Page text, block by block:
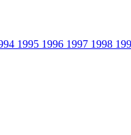
1995 1996 1997 1998